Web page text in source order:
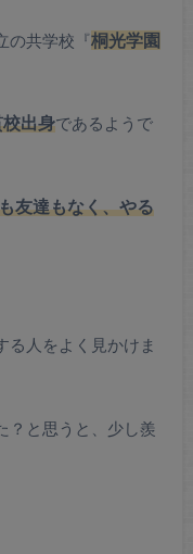
の共学校『桐光学園
出身であるようで
友達もなく、やる
る人をよく見かけま
？と思うと、少し羨